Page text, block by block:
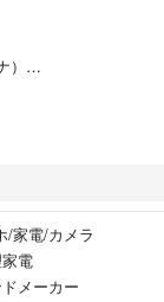
/家電/カメラ
電
メーカー